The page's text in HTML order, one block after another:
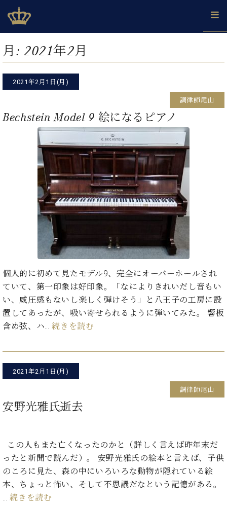
to
content
ベヒシュタインジャパン公式サイト
BECHSTEIN JAPAN Official Site
タ
ロ
グ
ベ
ヒ
ュ
タ
ン
コ
ン
サ
ー
ト /
C.
ベ
ヒ
シ
ュ
タ
ン
レ
ジ
デ
ヒ
タ
イ
コ
ン
サ
示
ベ
ヒ
シ
イ
と
音
色
と
シ
ン・
ジ
ャ
パ
ン
タ
ン
の
秘
密
ド
イ
ツ
器
ス
ト
リ
ー
達
シ
ュ
イ
ン
の
ュ
ー
イ
ベ
メ
ル
マ
員
知
ら
せ
(入
荷
ス
ス
(お
知
ら
せ・
正
デ
ィ
シ
イ
し
た
い！
と
い
う
は、
近
直
ま
で
オンライン試弾
メルマガ登録
企
業
情
採
ロ
ン
員
ベ
シ
ュ
タ
ジ
ン
ブ
グ
月: 2021年2月
2021年2月1日(月)
調律師尾山
Bechstein Model 9 絵になるピアノ
個人的に初めて見たモデル9、完全にオーバーホールされ
ていて、第一印象は好印象。「なによりきれいだし音もい
い、威圧感もないし楽しく弾けそう」と八王子の工房に設
置してあったが、吸い寄せられるように弾いてみた。 響板
含め弦、ハ…続きを読む
2021年2月1日(月)
調律師尾山
安野光雅氏逝去
この人もまた亡くなったのかと（詳しく言えば昨年末だ
ったと新聞で読んだ）。 安野光雅氏の絵本と言えば、子供
のころに見た、森の中にいろいろな動物が隠れている絵
本、ちょっと怖い、そして不思議だなという記憶がある。
…続きを読む